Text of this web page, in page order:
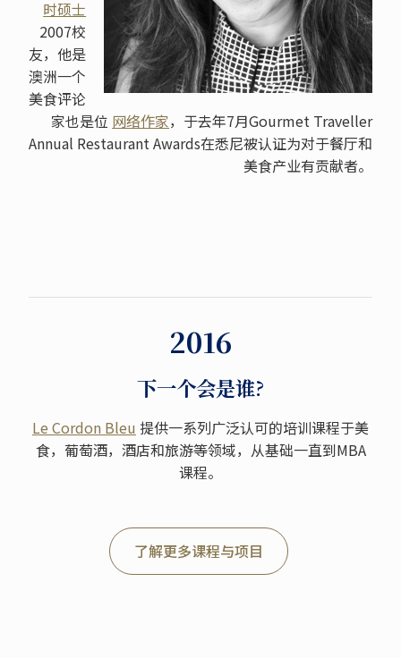
时硕士
2007校
友，他是
澳洲一个
美食评论
家也是位 网络作家，于去年7月Gourmet Traveller
Annual Restaurant Awards在悉尼被认证为对于餐厅和
美食产业有贡献者。
2016
下一个会是谁?
Le Cordon Bleu 提供一系列广泛认可的培训课程于美
食，葡萄酒，酒店和旅游等领域，从基础一直到MBA
课程。
了解更多课程与项目